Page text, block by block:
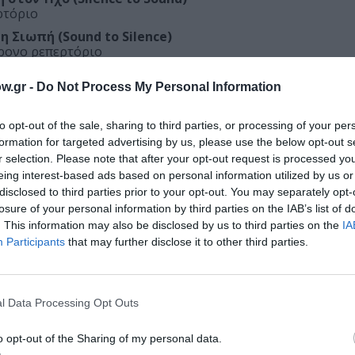
- Do Not Process My Personal Information
opt-out of the sale, sharing to third parties, or processing of your
for targeted advertising by us, please use the below opt-out
selection. Please note that after your opt-out request is processed
interest-based ads based on personal information utilized by us
to third parties prior to your opt-out. You may separately
of your personal information by third parties on the IAB’s list of
This information may also be disclosed by us to third parties on the
Participants that may further disclose it to other third parties.
Data Processing Opt Outs
opt-out of the Sharing of my personal data.
Σιωπή (Sound to Silence)
ρεπερτόριο
φλάουτο από μπαμπού, στο οποίο ο μουσικός φυσά στο
γενικά διαλογιστικού χαρακτήρα, τα περισσότερα
ωστόσο, βρίσκεται σε διαρκή εξέλιξη.
μήκους περίπου δύο μέτρων, με κινητές
αποκλειστικά, με 13 χορδές.
συνήθως τρεις χορδές και ηχητική επιφάνεια από
των οργάνων τύπου μπάντζο.
Τοποθεσία: